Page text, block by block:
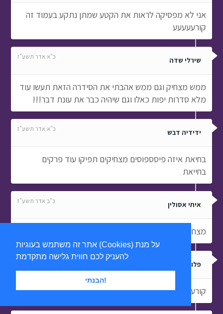
אתר זה משתמש בעוגיות (Cookies) על מנת
הבנתי!
אני לא מפסיקה לראות את הקטע שמתן נתקע בעמוד זה
קורעעעעע
שירלי שדה כ"א אדר תשע"ז
ממש מצחיק וגם ממש אהבתי את הסידרה הזאת תעשו עוד
מלא סדרות יפות כאלו וגם שיהיה כבר את עונת דבר!!!
ידידיה דבש כ"א אדר תשע"ז
בחיאת איזה פיסספוסים מצחיקים תפיקו עוד פרקים
בחייאת
איתי אסולין כ"ב אדר תשע"ז
מצחיק
פלוני אלמוני חסוי ד' אב תשע"ז
קורע!!